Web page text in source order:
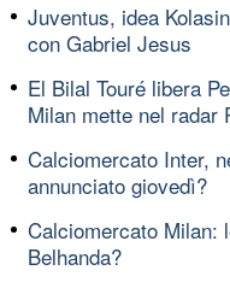
Juventus, idea
con Gabriel Jesus
El Bilal Touré libera
Milan mette nel radar
Calciomercato Inter,
annunciato giovedì?
Calciomercato Milan:
Belhanda?